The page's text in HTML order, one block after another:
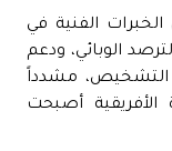
الفنية في
الوبائي، ودعم
التشخيص، مشدداً
الأفريقية أصبحت